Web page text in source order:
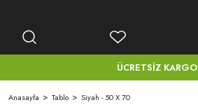
ÜCRETSİZ KARGO
Anasayfa Tablo Siyah - 50 X 70